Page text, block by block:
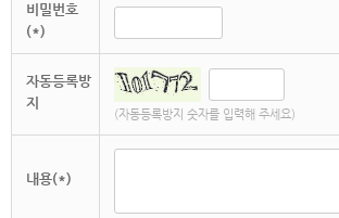
비밀번호
(*)
자동등록방
지
(자동등록방지 숫자를 입력해 주세요)
내용(*)